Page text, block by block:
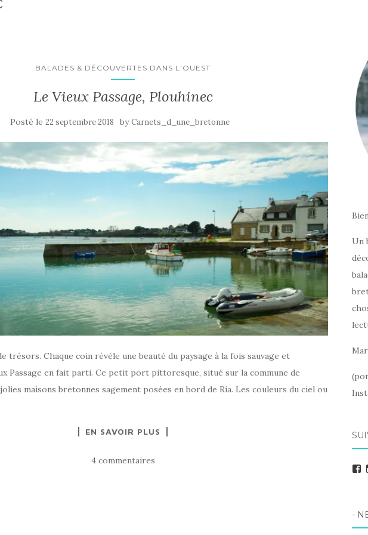
BALADES & DÉCOUVERTES DANS L'OUEST
Le Vieux Passage, Plouhinec
Posté le22 septembre 2018 byCarnets_d_une_bretonne
trésors. Chaque coin révèle une beauté du paysage à la fois sauvage et
Passage en fait parti. Ce petit port pittoresque, situé sur la commune de
maisons bretonnes sagement posées en bord de Ria. Les couleurs du ciel ou
EN SAVOIR PLUS
4 commentaires
Un
-